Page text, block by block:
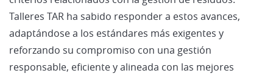
Talleres TAR ha sabido responder a estos avances,
adaptándose a los estándares más exigentes y
reforzando su compromiso con una gestión
responsable, eficiente y alineada con las mejores